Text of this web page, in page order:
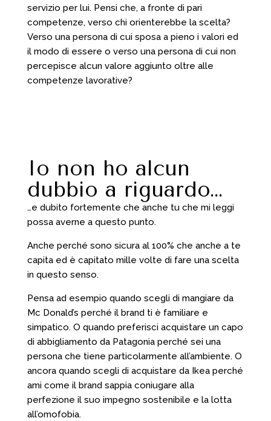
servizio per lui. Pensi che, a fronte di pari
competenze, verso chi orienterebbe la scelta?
Verso una persona di cui sposa a pieno i valori ed
il modo di essere o verso una persona di cui non
percepisce alcun valore aggiunto oltre alle
competenze lavorative?
Io non ho alcun
dubbio a riguardo…
…e dubito fortemente che anche tu che mi leggi
possa averne a questo punto.
Anche perché sono sicura al 100% che anche a te
capita ed è capitato mille volte di fare una scelta
in questo senso.
Pensa ad esempio quando scegli di mangiare da
Mc Donald’s perché il brand ti è familiare e
simpatico. O quando preferisci acquistare un capo
di abbigliamento da Patagonia perché sei una
persona che tiene particolarmente all’ambiente. O
ancora quando scegli di acquistare da Ikea perché
ami come il brand sappia coniugare alla
perfezione il suo impegno sostenibile e la lotta
all’omofobia.